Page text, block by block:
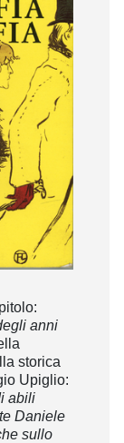
anni
storica
Upiglio:
abili
Daniele
sullo